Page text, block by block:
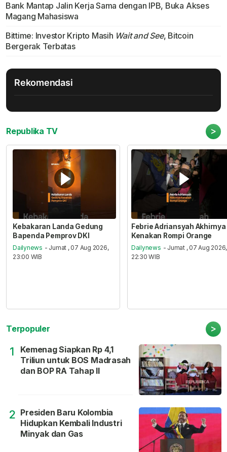
Bank Mantap Jalin Kerja Sama dengan IPB, Buka Akses
Magang Mahasiswa
Bittime: Investor Kripto Masih Wait and See, Bitcoin
Bergerak Terbatas
Rekomendasi
Republika TV >
Kebakaran Landa Gedung
Bapenda Pemprov DKI
Dailynews - Jumat , 07 Aug 2026,
23:00 WIB
Febrie Adriansyah Akhirnya
Kenakan Rompi Orange
Dailynews - Jumat , 07 Aug 2026,
22:30 WIB
Terpopuler >
1
Kemenag Siapkan Rp 4,1
Triliun untuk BOS Madrasah
dan BOP RA Tahap II
2 Presiden Baru Kolombia
Hidupkan Kembali Industri
Minyak dan Gas